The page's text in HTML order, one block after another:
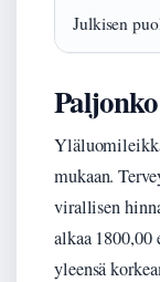
Julkisen
mukaan.
virallisen
alkaa 1800,00
yleensä